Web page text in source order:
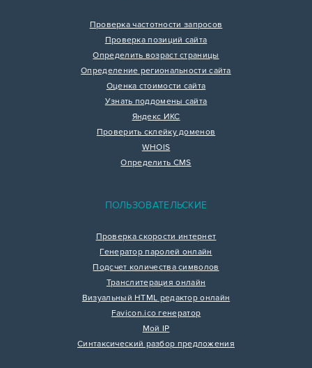
Проверка частотности запросов
Проверка позиций сайта
Определить возраст страницы
Определение региональности сайта
Оценка стоимости сайта
Узнать поддомены сайта
Яндекс ИКС
Проверить склейку доменов
WHOIS
Определить CMS
ПОЛЬЗОВАТЕЛЬСКИЕ
Проверка скорости интернет
Генератор паролей онлайн
Подсчет количества символов
Транслитерация онлайн
Визуальный HTML редактор онлайн
Favicon.ico генератор
Мой IP
Синтаксический разбор предложения